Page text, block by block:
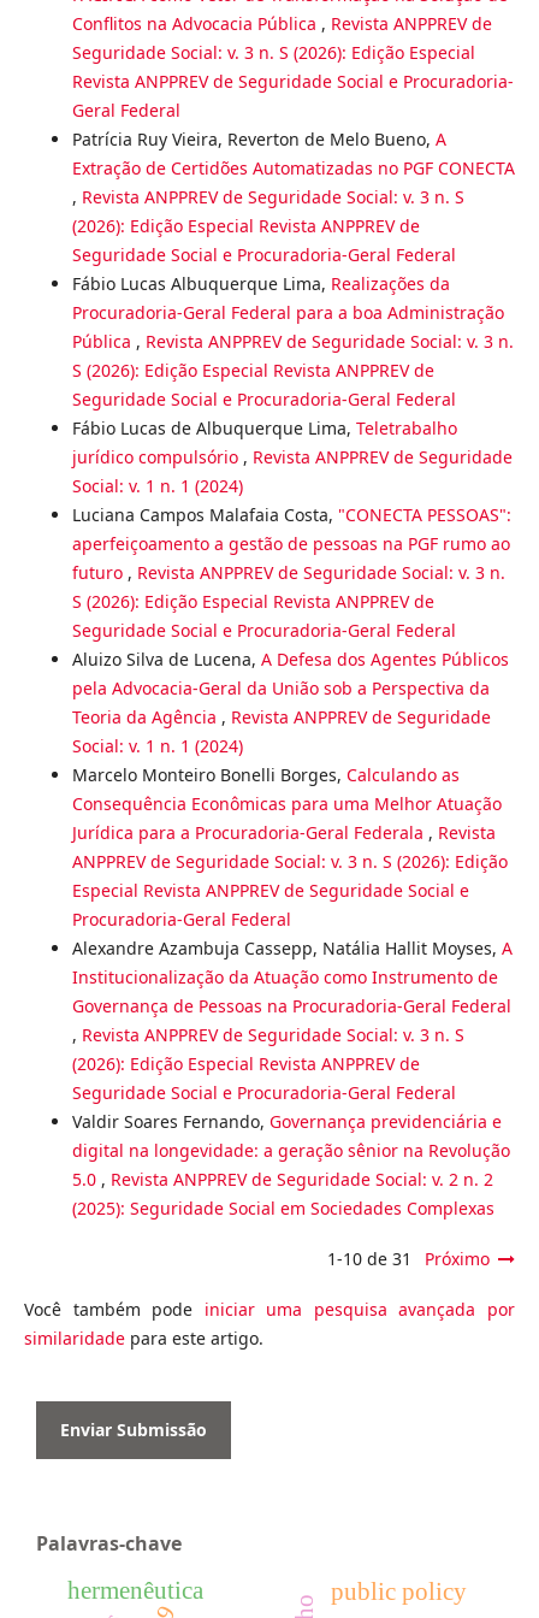
Conflitos na Advocacia Pública , Revista ANPPREV de
Seguridade Social: v. 3 n. S (2026): Edição Especial
Revista ANPPREV de Seguridade Social e Procuradoria-
Geral Federal
Patrícia Ruy Vieira, Reverton de Melo Bueno, A
Extração de Certidões Automatizadas no PGF CONECTA
, Revista ANPPREV de Seguridade Social: v. 3 n. S
(2026): Edição Especial Revista ANPPREV de
Seguridade Social e Procuradoria-Geral Federal
Fábio Lucas Albuquerque Lima, Realizações da
Procuradoria-Geral Federal para a boa Administração
Pública , Revista ANPPREV de Seguridade Social: v. 3 n.
S (2026): Edição Especial Revista ANPPREV de
Seguridade Social e Procuradoria-Geral Federal
Fábio Lucas de Albuquerque Lima, Teletrabalho
jurídico compulsório , Revista ANPPREV de Seguridade
Social: v. 1 n. 1 (2024)
Luciana Campos Malafaia Costa, "CONECTA PESSOAS":
aperfeiçoamento a gestão de pessoas na PGF rumo ao
futuro , Revista ANPPREV de Seguridade Social: v. 3 n.
S (2026): Edição Especial Revista ANPPREV de
Seguridade Social e Procuradoria-Geral Federal
Aluizo Silva de Lucena, A Defesa dos Agentes Públicos
pela Advocacia-Geral da União sob a Perspectiva da
Teoria da Agência , Revista ANPPREV de Seguridade
Social: v. 1 n. 1 (2024)
Marcelo Monteiro Bonelli Borges, Calculando as
Consequência Econômicas para uma Melhor Atuação
Jurídica para a Procuradoria-Geral Federala , Revista
ANPPREV de Seguridade Social: v. 3 n. S (2026): Edição
Especial Revista ANPPREV de Seguridade Social e
Procuradoria-Geral Federal
Alexandre Azambuja Cassepp, Natália Hallit Moyses, A
Institucionalização da Atuação como Instrumento de
Governança de Pessoas na Procuradoria-Geral Federal
, Revista ANPPREV de Seguridade Social: v. 3 n. S
(2026): Edição Especial Revista ANPPREV de
Seguridade Social e Procuradoria-Geral Federal
Valdir Soares Fernando, Governança previdenciária e
digital na longevidade: a geração sênior na Revolução
5.0 , Revista ANPPREV de Seguridade Social: v. 2 n. 2
(2025): Seguridade Social em Sociedades Complexas
1-10 de 31 Próximo
Você também pode iniciar uma pesquisa avançada por
similaridadepara este artigo.
Enviar Submissão
Palavras-chave
hermenêutica public policy